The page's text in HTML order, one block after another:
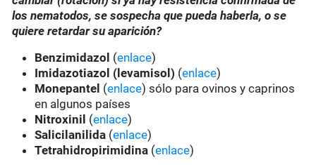
los nematodos, se sospecha que pueda haberla, o se
quiere retardar su aparición?
Benzimidazol (enlace)
Imidazotiazol (levamisol) (enlace)
Monepantel (enlace) sólo para ovinos y caprinos
en algunos países
Nitroxinil (enlace)
Salicilanilida (enlace)
Tetrahidropirimidina (enlace)